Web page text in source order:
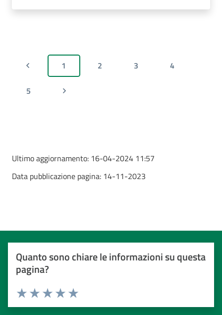
1 2 3 4
5
Ultimo aggiornamento: 16-04-2024 11:57
Data pubblicazione pagina: 14-11-2023
Quanto sono chiare le informazioni su questa
pagina?
Valuta da 1 a 5 stelle
Valuta 5 stelle su 5
Valuta 4 stelle su 5
Valuta 3 stelle su 5
Valuta 2 stelle su 5
Valuta 1 stelle su 5